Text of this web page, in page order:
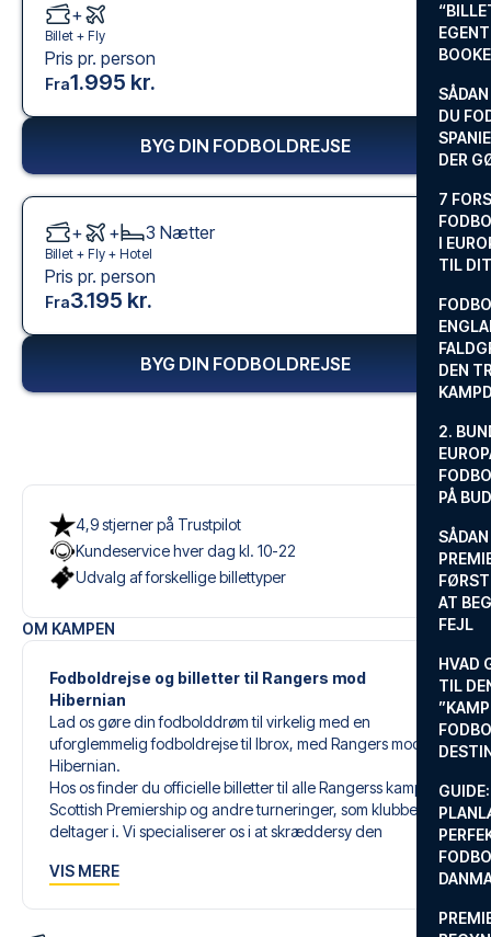
DU
DER
7
I
TIL
DEN
2.
PÅ
AT
FEJL
HVAD
TIL
4,9 stjerner på Trustpilot
Kundeservice hver dag kl. 10-22
Udvalg af forskellige billettyper
OM KAMPEN
Fodboldrejse og billetter til Rangers mod
Hibernian
Lad os gøre din fodbolddrøm til virkelig med en
uforglemmelig fodboldrejse til Ibrox, med Rangers mod
Hibernian.
Hos os finder du officielle billetter til alle Rangerss kampe i
Scottish Premiership og andre turneringer, som klubben
deltager i. Vi specialiserer os i at skræddersy den
ønsker og behov.
VIS MERE
+
Billet + Fly
Pris pr. person
Fra1.995 kr.
BYG DIN FODBOLDREJSE
+ + 3 Nætter
Billet + Fly + Hotel
Pris pr. person
Fra3.195 kr.
BYG DIN FODBOLDREJSE